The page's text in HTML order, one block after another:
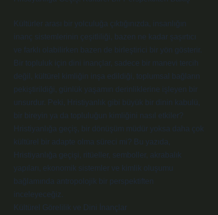
Kültürler arası bir yolculuğa çıktığınızda, insanlığın
inanç sistemlerinin çeşitliliği, bazen ne kadar şaşırtıcı
ve farklı olabilirken bazen de birleştirici bir yön gösterir.
Bir topluluk için dini inançlar, sadece bir manevi tercih
değil, kültürel kimliğin inşa edildiği, toplumsal bağların
pekiştirildiği, günlük yaşamın derinliklerine işleyen bir
unsurdur. Peki, Hristiyanlık gibi büyük bir dinin kabulü,
bir bireyin ya da topluluğun kimliğini nasıl etkiler?
Hristiyanlığa geçiş, bir dönüşüm müdür yoksa daha çok
kültürel bir adapte olma süreci mi? Bu yazıda,
Hristiyanlığa geçişi, ritüeller, semboller, akrabalık
yapıları, ekonomik sistemler ve kimlik oluşumu
bağlamında antropolojik bir perspektiften
inceleyeceğiz.
Kültürel Görelilik ve Dini İnançlar